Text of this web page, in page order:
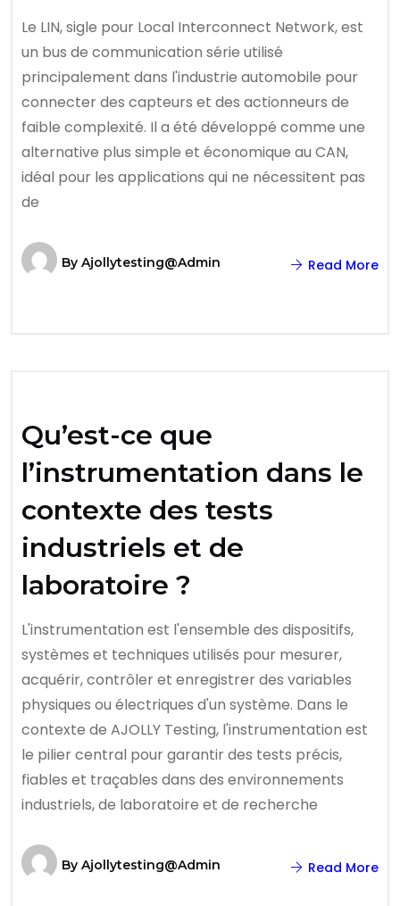
Le LIN, sigle pour Local Interconnect Network, est
un bus de communication série utilisé
principalement dans l'industrie automobile pour
connecter des capteurs et des actionneurs de
faible complexité. Il a été développé comme une
alternative plus simple et économique au CAN,
idéal pour les applications qui ne nécessitent pas
de
By Ajollytesting@admin Read More
Qu’est-ce que
l’instrumentation dans le
contexte des tests
industriels et de
laboratoire ?
L'instrumentation est l'ensemble des dispositifs,
systèmes et techniques utilisés pour mesurer,
acquérir, contrôler et enregistrer des variables
physiques ou électriques d'un système. Dans le
contexte de AJOLLY Testing, l'instrumentation est
le pilier central pour garantir des tests précis,
fiables et traçables dans des environnements
industriels, de laboratoire et de recherche
By Ajollytesting@admin Read More